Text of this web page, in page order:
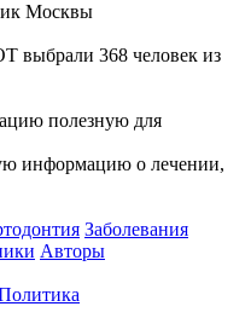
Москвы
выбрали 368 человек из
полезную для
информацию о лечении,
Заболевания
Авторы